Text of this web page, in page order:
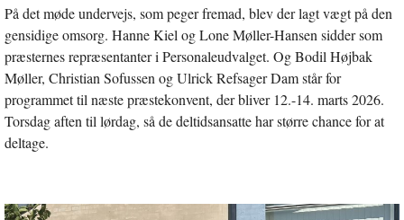
På det møde undervejs, som peger fremad, blev der lagt vægt på den
gensidige omsorg. Hanne Kiel og Lone Møller-Hansen sidder som
præsternes repræsentanter i Personaleudvalget. Og Bodil Højbak
Møller, Christian Sofussen og Ulrick Refsager Dam står for
programmet til næste præstekonvent, der bliver 12.-14. marts 2026.
Torsdag aften til lørdag, så de deltidsansatte har større chance for at
deltage.